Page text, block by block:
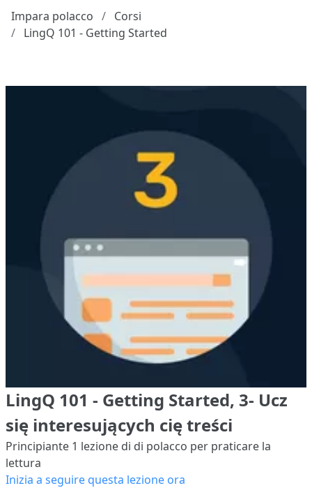
Impara polacco
Corsi
LingQ 101 - Getting Started
LingQ 101 - Getting Started, 3- Ucz
się interesujących cię treści
Principiante 1 lezione di di polacco per praticare la
lettura
Inizia a seguire questa lezione ora